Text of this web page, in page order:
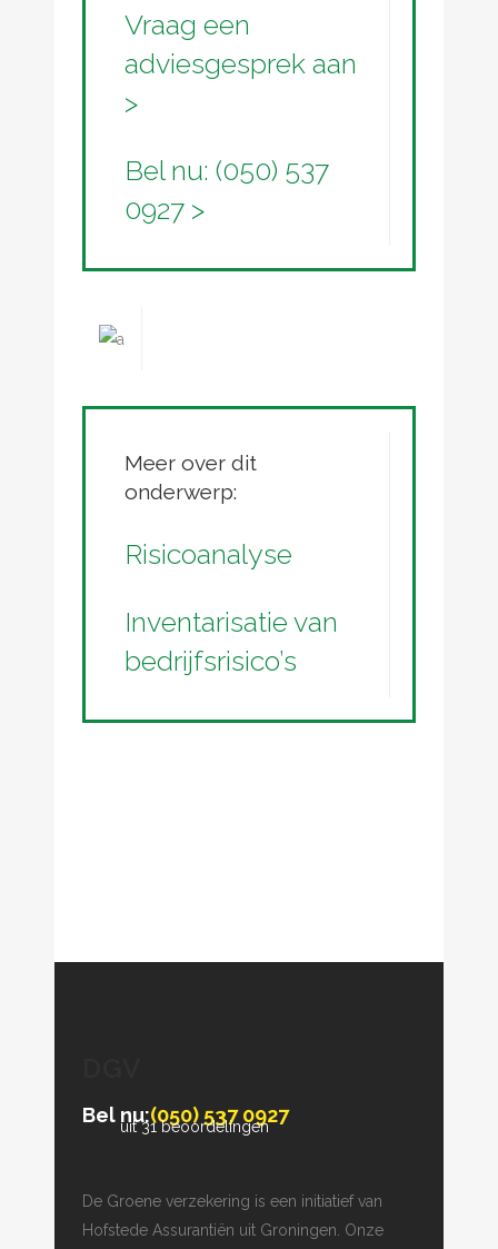
Vraag een
adviesgesprek aan
>
Bel nu: (050) 537
0927 >
Meer over dit
onderwerp:
Risicoanalyse
Inventarisatie van
bedrijfsrisico’s
Bel nu:(050) 537 0927
uit 31 beoordelingen
De Groene verzekering is een initiatief van
Hofstede Assurantiën uit Groningen. Onze